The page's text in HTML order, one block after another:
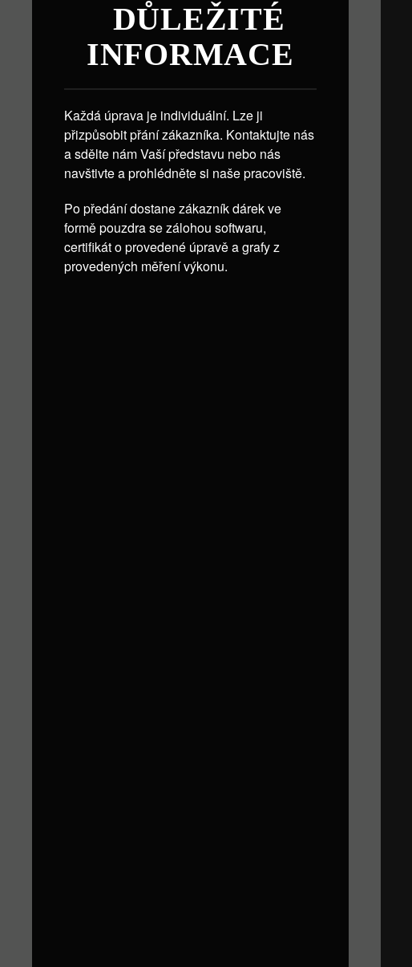
DŮLEŽITÉ
INFORMACE
Každá úprava je individuální. Lze ji
přizpůsobit přání zákazníka. Kontaktujte nás
a sdělte nám Vaší představu nebo nás
navštivte a prohlédněte si naše pracoviště.
Po předání dostane zákazník dárek ve
formě pouzdra se zálohou softwaru,
certifikát o provedené úpravě a grafy z
provedených měření výkonu.